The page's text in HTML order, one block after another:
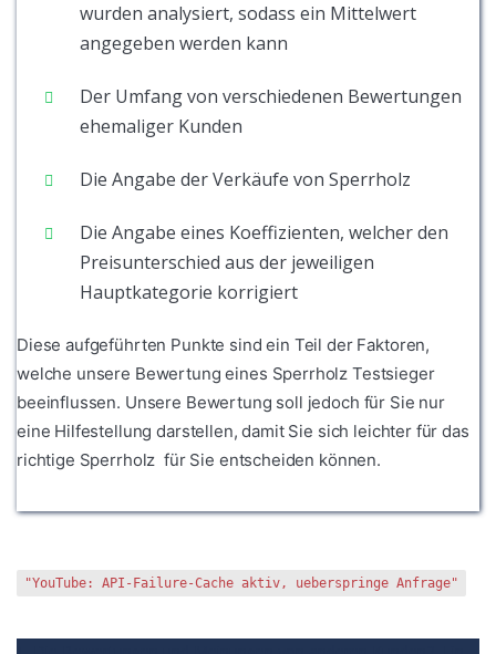
wurden analysiert, sodass ein Mittelwert
angegeben werden kann
Der Umfang von verschiedenen Bewertungen
ehemaliger Kunden
Die Angabe der Verkäufe von Sperrholz
Die Angabe eines Koeffizienten, welcher den
Preisunterschied aus der jeweiligen
Hauptkategorie korrigiert
Diese aufgeführten Punkte sind ein Teil der Faktoren,
welche unsere Bewertung eines Sperrholz Testsieger
beeinflussen. Unsere Bewertung soll jedoch für Sie nur
eine Hilfestellung darstellen, damit Sie sich leichter für das
richtige Sperrholz für Sie entscheiden können.
"YouTube: API-Failure-Cache aktiv, ueberspringe Anfrage"